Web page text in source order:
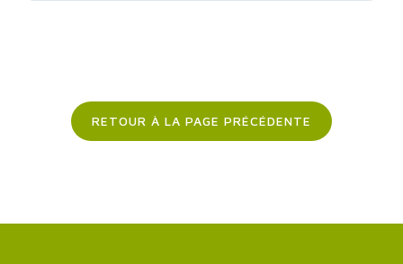
RETOUR À LA PAGE PRÉCÉDENTE